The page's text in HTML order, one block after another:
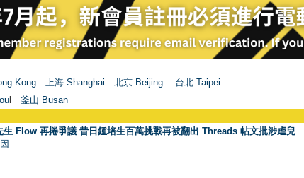
Kong 上海 Shanghai 北京 Beijing 台北 Taipei
釜山 Busan
生 Flow 再捲爭議 昔日鍾培生百萬挑戰再被翻出 Threads 帖文批涉虐兒